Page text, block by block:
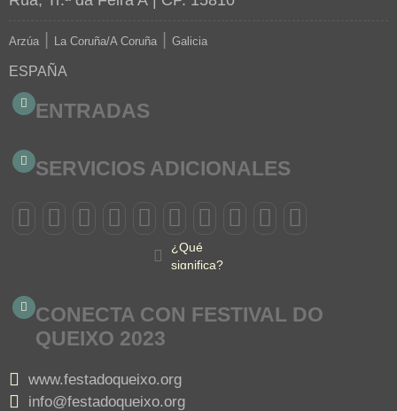
Arzúa La Coruña/A Coruña Galicia
ESPAÑA
ENTRADAS
SERVICIOS ADICIONALES
¿Qué
significa?
CONECTA CON FESTIVAL DO
QUEIXO 2023
www.festadoqueixo.org
info@festadoqueixo.org